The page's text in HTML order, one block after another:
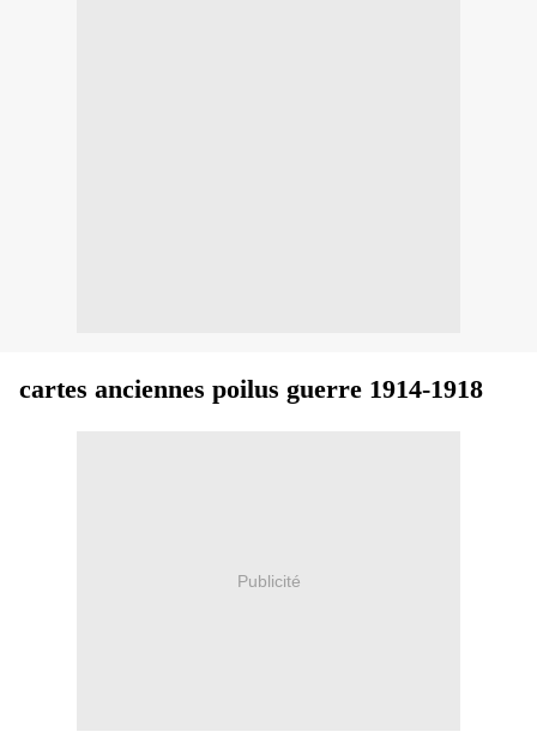
cartes anciennes poilus guerre 1914-1918
Publicité